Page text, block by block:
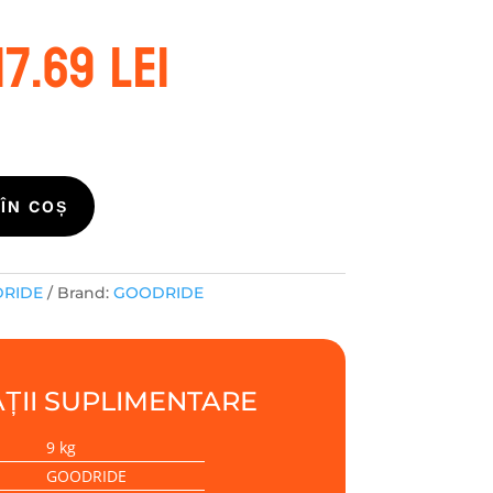
lei
COȘ
Brand: GOODRIDE
SUPLIMENTARE
9 kg
GOODRIDE